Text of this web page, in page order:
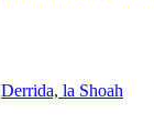
Derrida, la Shoah